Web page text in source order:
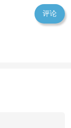
评论